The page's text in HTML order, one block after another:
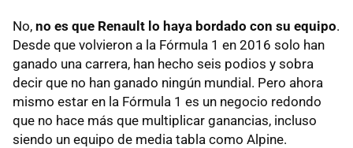
No, no es que Renault lo haya bordado con su equipo.
Desde que volvieron a la Fórmula 1 en 2016 solo han
ganado una carrera, han hecho seis podios y sobra
decir que no han ganado ningún mundial. Pero ahora
mismo estar en la Fórmula 1 es un negocio redondo
que no hace más que multiplicar ganancias, incluso
siendo un equipo de media tabla como Alpine.